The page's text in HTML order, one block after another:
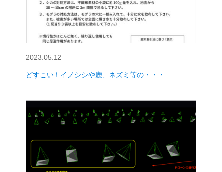
2023.05.12
どすこい！イノシシや鹿、ネズミ等の・・・